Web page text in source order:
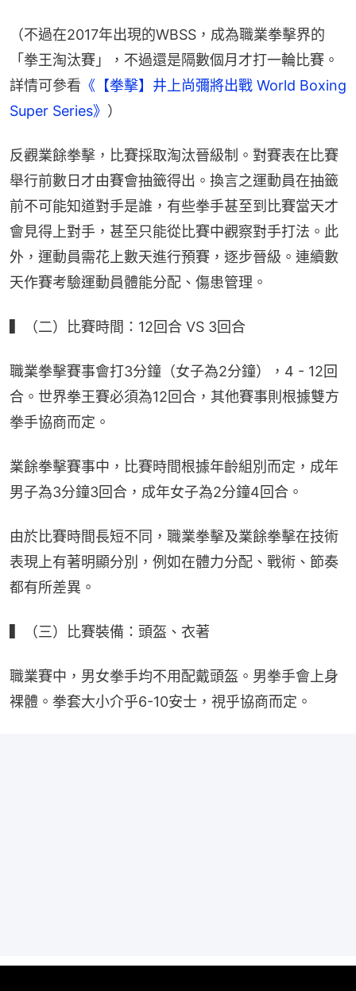
（不過在2017年出現的WBSS，成為職業拳擊界的
「拳王淘汰賽」，不過還是隔數個月才打一輪比賽。
詳情可參看 《【拳擊】井上尚彌將出戰 World Boxing
Super Series》 ）
反觀業餘拳擊，比賽採取淘汰晉級制。對賽表在比賽
舉行前數日才由賽會抽籤得出。換言之運動員在抽籤
前不可能知道對手是誰，有些拳手甚至到比賽當天才
會見得上對手，甚至只能從比賽中觀察對手打法。此
外，運動員需花上數天進行預賽，逐步晉級。連續數
天作賽考驗運動員體能分配、傷患管理。
▍（二）比賽時間：12回合 VS 3回合
職業拳擊賽事會打3分鐘（女子為2分鐘），4 - 12回
合。世界拳王賽必須為12回合，其他賽事則根據雙方
拳手協商而定。
業餘拳擊賽事中，比賽時間根據年齡組別而定，成年
男子為3分鐘3回合，成年女子為2分鐘4回合。
由於比賽時間長短不同，職業拳擊及業餘拳擊在技術
表現上有著明顯分別，例如在體力分配、戰術、節奏
都有所差異。
▍（三）比賽裝備：頭盔、衣著
職業賽中，男女拳手均不用配戴頭盔。男拳手會上身
裸體。拳套大小介乎6-10安士，視乎協商而定。